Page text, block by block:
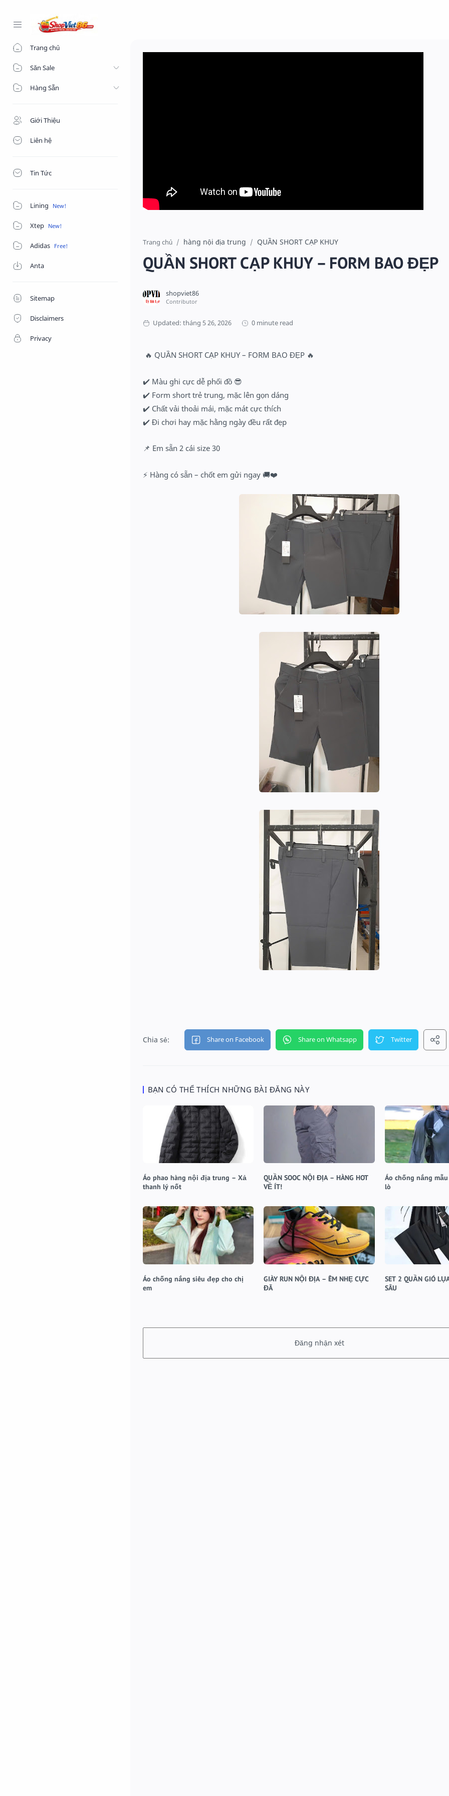
Trang chủ
Săn Sale
Hàng Sẵn
Giới Thiệu
Liên hệ
Tin Tức
Lining
Xtep
Adidas
Anta
Sitemap
Disclaimers
Privacy
Trang chủ hàng nội địa trung QUẦN SHORT CẠP KHUY
QUẦN SHORT CẠP KHUY – FORM BAO ĐẸP
0 minute read
🔥 QUẦN SHORT CẠP KHUY – FORM BAO ĐẸP 🔥
✔️ Màu ghi cực dễ phối đồ 😎
✔️ Form short trẻ trung, mặc lên gọn dáng
✔️ Chất vải thoải mái, mặc mát cực thích
✔️ Đi chơi hay mặc hằng ngày đều rất đẹp
📌 Em sẵn 2 cái size 30
⚡ Hàng có sẵn – chốt em gửi ngay 🚚❤️
BẠN CÓ THỂ THÍCH NHỮNG BÀI ĐĂNG NÀY
Áo phao hàng nội địa trung – Xả
thanh lý nốt
QUẦN SOOC NỘI ĐỊA – HÀNG HOT
VỀ ÍT!
Áo chống nắng
lò
Áo chống nắng siêu đẹp cho chị
em
GIÀY RUN NỘI ĐỊA – ÊM NHẸ CỰC
ĐÃ
SET 2 QUẦN GIÓ
SÂU